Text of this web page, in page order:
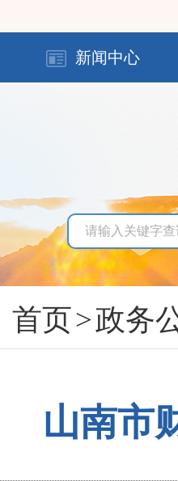
新闻中心
首页>政务
山南市